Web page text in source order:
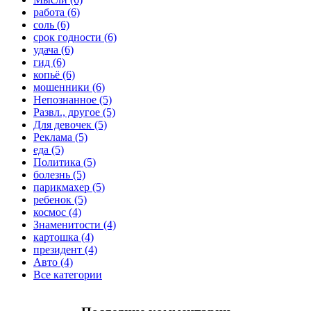
работа (6)
соль (6)
срок годности (6)
удача (6)
гид (6)
копьё (6)
мошенники (6)
Непознанное (5)
Развл., другое (5)
Для девочек (5)
Реклама (5)
еда (5)
Политика (5)
болезнь (5)
парикмахер (5)
ребенок (5)
космос (4)
Знаменитости (4)
картошка (4)
президент (4)
Авто (4)
Все категории